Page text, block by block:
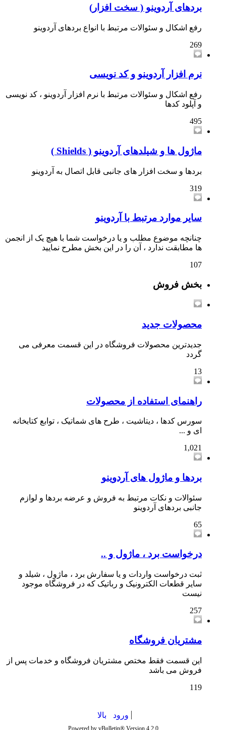
بردهای آردوینو ( سخت افزار)
رفع اشکال و سئوالات مرتبط با انواع بردهای آردوینو
269
نرم افزار آردوینو و کد نویسی
رفع اشکال و سئوالات مرتبط با نرم افزار آردوینو ، کد نویسی
و آپلود کدها
495
ماژول ها و شیلدهای آردوینو ( Shields )
بردها و سخت افزار های جانبی قابل اتصال به آردوینو
319
سایر موارد مرتبط با آردوینو
چنانچه موضوع مطلب و یا درخواست شما با هیچ یک از انجمن
ها مطابقت ندارد ، آن را در این بخش مطرح نمایید
107
بخش فروش
محصولات جدید
جدیدترین محصولات فروشگاه در این قسمت معرفی می
گردد
13
راهنمای استفاده از محصولات
سورس کدها ، دیتاشیت ، طرح های شماتیک ، توابع کتابخانه
ای و ...
1,021
بردها و ماژول های آردوینو
سئوالات و نکات مرتبط به فروش و عرضه بردها و لوازم
جانبی بردهای آردوینو
65
درخواست برد ، ماژول و ..
ثبت درخواست واردات و یا سفارش برد ، ماژول ، شیلد و
سایر قطعات الکترونیک و رباتیک که در فروشگاه موجود
نیست
257
مشتریان فروشگاه
این قسمت فقط مختص مشتریان فروشگاه و خدمات پس از
فروش می باشد
119
ورود بالا
Powered by vBulletin® Version 4.2.0